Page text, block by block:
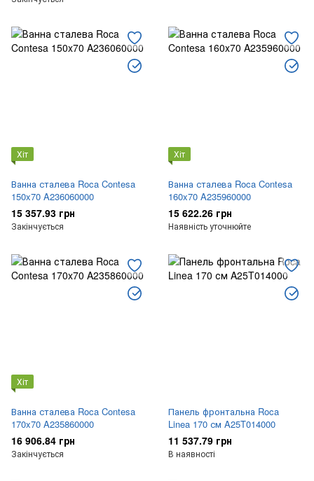
Хіт
Ванна сталева Roca Contesa
150x70 A236060000
15 357.93 грн
Закінчується
Хіт
Ванна сталева Roca Contesa
160x70 A235960000
15 622.26 грн
Наявність уточнюйте
Хіт
Ванна сталева Roca Contesa
170x70 A235860000
16 906.84 грн
Закінчується
Панель фронтальна Roca
Linea 170 см A25T014000
11 537.79 грн
В наявності